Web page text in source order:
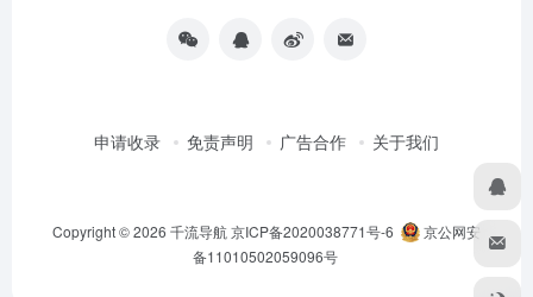
申请收录 免责声明 广告合作 关于我们
Copyright © 2026 千流导航京ICP备2020038771号-6
京公网安
备11010502059096号